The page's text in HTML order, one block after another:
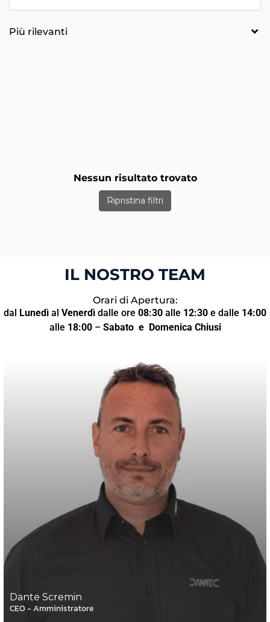
Nessun risultato trovato
Ripristina filtri
IL NOSTRO TEAM
Orari di Apertura:
dal Lunedì al Venerdì dalle ore 08:30 alle 12:30 e dalle 14:00
alle 18:00– Sabato e Domenica Chiusi
Dante Scremin
CEO - Amministratore